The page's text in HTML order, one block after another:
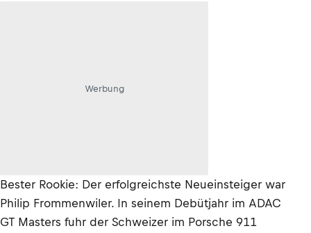
Werbung
Bester Rookie: Der erfolgreichste Neueinsteiger war
Philip Frommenwiler. In seinem Debütjahr im ADAC
GT Masters fuhr der Schweizer im Porsche 911